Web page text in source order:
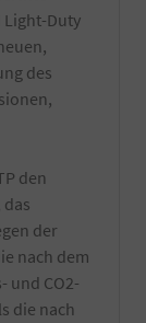
Light-Duty
des
den
der
nach dem
und CO2-
die nach